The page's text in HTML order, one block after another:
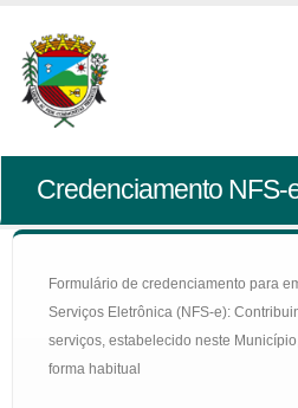
Credenciamento NFS-
Formulário de credenciamento para
Serviços Eletrônica (NFS-e):
serviços, estabelecido neste
forma habitual